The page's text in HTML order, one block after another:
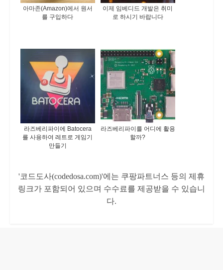
아마존(Amazon)에서 원서
를 구입하다
이제 임베디드 개발은 취미
로 하시기 바랍니다
라즈베리파이에 Batocera
를 사용하여 레트로 게임기
만들기
라즈베리파이를 어디에 활용
할까?
'코드도사(codedosa.com)'에는 쿠팡파트너스 등의 제휴
링크가 포함되어 있으며 수수료를 제공받을 수 있습니
다.